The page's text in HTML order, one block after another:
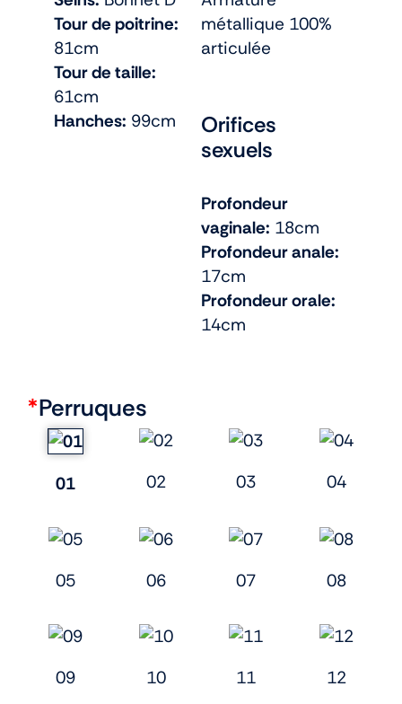
Tour de poitrine:
81cm
Tour de taille:
61cm
Hanches: 99cm
métallique 100%
articulée
Orifices
sexuels
Profondeur
vaginale: 18cm
Profondeur anale:
17cm
Profondeur orale:
14cm
*Perruques
01 02 03 04
05 06 07 08
09 10 11 12